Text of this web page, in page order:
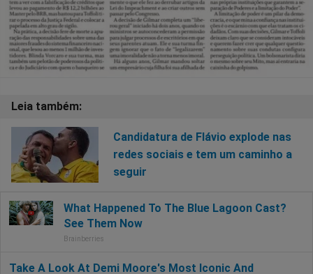
Candidatura de Flávio explode nas
redes sociais e tem um caminho a
seguir